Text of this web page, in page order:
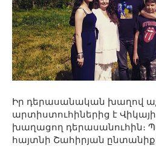
Իր դերասանական խաղով
արտիստուհիներից է
խաղացող դերասանուհին։
հայտնի Շահիրյան